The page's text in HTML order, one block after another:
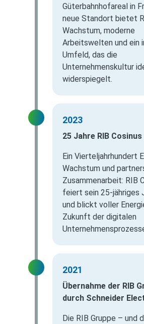
Güterbahnhofareal in
neue Standort bietet
Wachstum, moderne
Arbeitswelten und ein
Umfeld, das die
Unternehmenskultur
widerspiegelt.
2023
25 Jahre RIB Cosinus
Ein Vierteljahrhundert
Wachstum und
Zusammenarbeit: RIB
feiert sein 25-jähriges
und blickt voller
Zukunft der digitalen
2021
Übernahme der RIB
durch Schneider
Die RIB Gruppe – und